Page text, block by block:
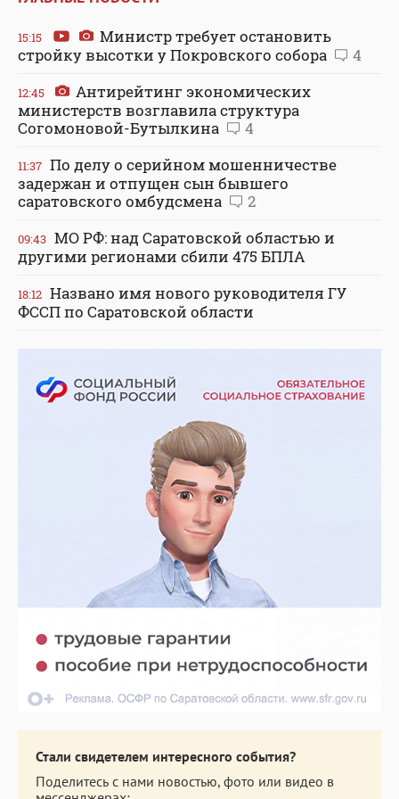
15:15
Министр требует остановить
стройку высотки у Покровского собора
4
12:45
Антирейтинг экономических
министерств возглавила структура
Согомоновой-Бутылкина
4
11:37 По делу о серийном мошенничестве
задержан и отпущен сын бывшего
саратовского омбудсмена
2
09:43 МО РФ: над Саратовской областью и
другими регионами сбили 475 БПЛА
18:12 Названо имя нового руководителя ГУ
ФССП по Саратовской области
Стали свидетелем интересного события?
Поделитесь с нами новостью, фото или видео в